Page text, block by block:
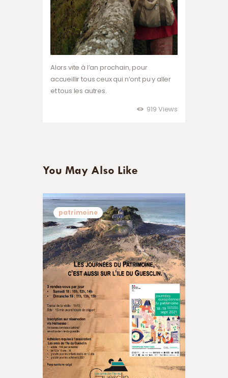
Alors vite à l’an prochain, pour
accueillir tous ceux qui n’ont pu y aller
et tous les autres.
919 Views
You May Also Like
patrimoine